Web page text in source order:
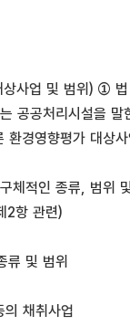
사업 및 범위) ① 법
공공처리시설을 말
경영향평가 대상
체적인 종류, 범위
2항 관련)
류 및 범위
의 채취사업